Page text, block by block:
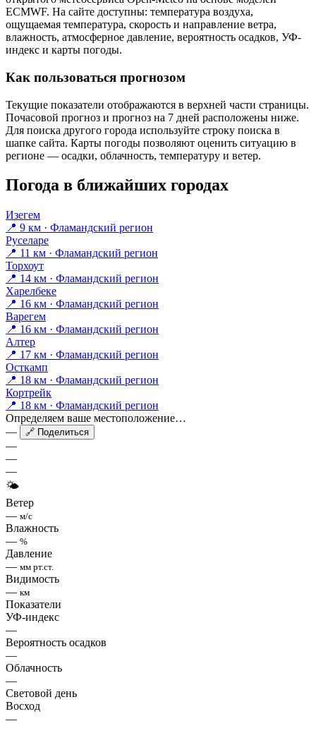
ECMWF. На сайте доступны: температура воздуха,
ощущаемая температура, скорость и направление ветра,
влажность, атмосферное давление, вероятность осадков, УФ-
индекс и карты погоды.
Как пользоваться прогнозом
Текущие показатели отображаются в верхней части страницы.
Почасовой прогноз и прогноз на 7 дней расположены ниже.
Для поиска другого города используйте строку поиска в
шапке сайта. Карты погоды позволяют оценить ситуацию в
регионе — осадки, облачность, температуру и ветер.
Погода в ближайших городах
Изегем
📍 9 км · Фламандский регион
Руселаре
📍 11 км · Фламандский регион
Торхоут
📍 14 км · Фламандский регион
Харелбеке
📍 16 км · Фламандский регион
Варегем
📍 16 км · Фламандский регион
Алтер
📍 17 км · Фламандский регион
Осткамп
📍 18 км · Фламандский регион
Кортрейк
📍 18 км · Фламандский регион
Определяем ваше местоположение…
—
🔗 Поделиться
—
—
—
🌤
Ветер
— м/с
Влажность
— %
Давление
— мм рт.ст.
Видимость
— км
Показатели
УФ-индекс
—
Вероятность осадков
—
Облачность
—
Световой день
Восход
—